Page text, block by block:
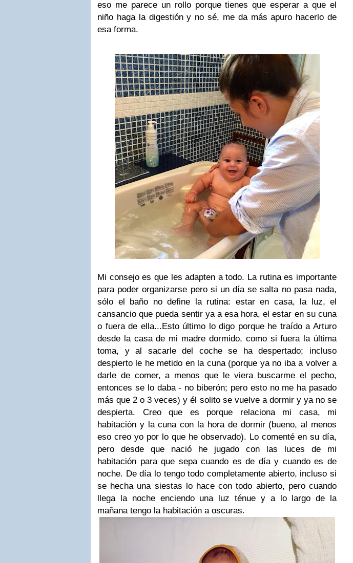
eso me parece un rollo porque tienes que esperar a que el
niño haga la digestión y no sé, me da más apuro hacerlo de
esa forma.
Mi consejo es que les adapten a todo. La rutina es importante
para poder organizarse pero si un día se salta no pasa nada,
sólo el baño no define la rutina: estar en casa, la luz, el
cansancio que pueda sentir ya a esa hora, el estar en su cuna
o fuera de ella...Esto último lo digo porque he traído a Arturo
desde la casa de mi madre dormido, como si fuera la última
toma, y al sacarle del coche se ha despertado; incluso
despierto le he metido en la cuna (porque ya no iba a volver a
darle de comer, a menos que le viera buscarme el pecho,
entonces se lo daba - no biberón; pero esto no me ha pasado
más que 2 o 3 veces) y él solito se vuelve a dormir y ya no se
despierta. Creo que es porque relaciona mi casa, mi
habitación y la cuna con la hora de dormir (bueno, al menos
eso creo yo por lo que he observado). Lo comenté en su día,
pero desde que nació he jugado con las luces de mi
habitación para que sepa cuando es de día y cuando es de
noche. De día lo tengo todo completamente abierto, incluso si
se hecha una siestas lo hace con todo abierto, pero cuando
llega la noche enciendo una luz ténue y a lo largo de la
mañana tengo la habitación a oscuras.